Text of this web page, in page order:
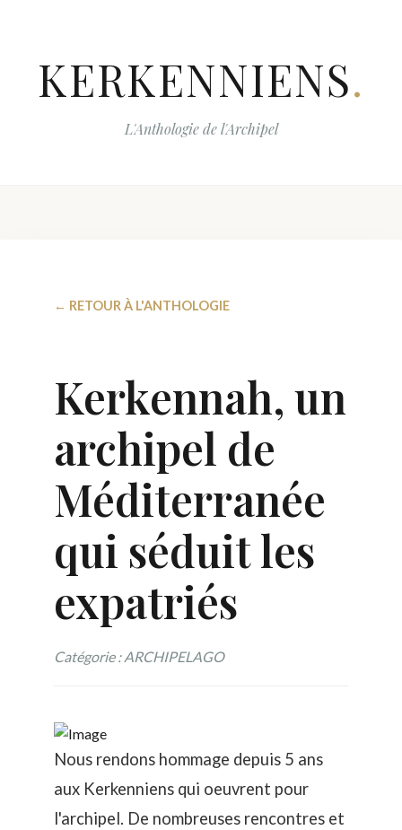
KERKENNIENS.
L'Anthologie de l'Archipel
← RETOUR À L'ANTHOLOGIE
Kerkennah, un
archipel de
Méditerranée
qui séduit les
expatriés
Catégorie : ARCHIPELAGO
Nous rendons hommage depuis 5 ans
aux Kerkenniens qui oeuvrent pour
l'archipel. De nombreuses rencontres et